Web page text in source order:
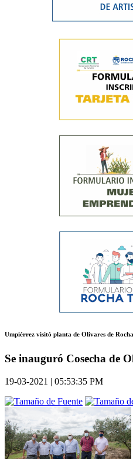
Umpiérrez visitó planta de Olivares de Rocha
Se inauguró Cosecha de
19-03-2021 | 05:53:35 PM